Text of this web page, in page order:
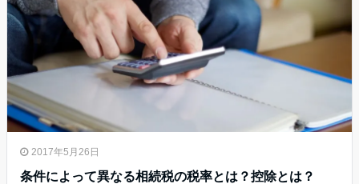
2017年5月26日
条件によって異なる相続税の税率とは？控除とは？